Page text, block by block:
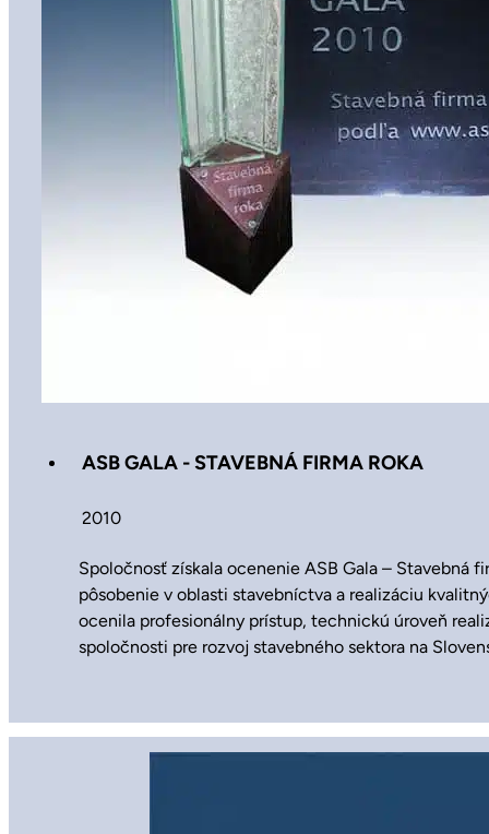
ASB GALA - STAVEBNÁ FIRMA ROKA
2010
Spoločnosť získala ocenenie ASB Gala – Stavebná
pôsobenie v oblasti stavebníctva a realizáciu
ocenila profesionálny prístup, technickú úroveň
spoločnosti pre rozvoj stavebného sektora na